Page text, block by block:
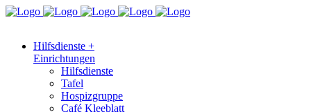
Hilfsdienste +
Einrichtungen
Hilfsdienste
Tafel
Hospizgruppe
Café Kleeblatt